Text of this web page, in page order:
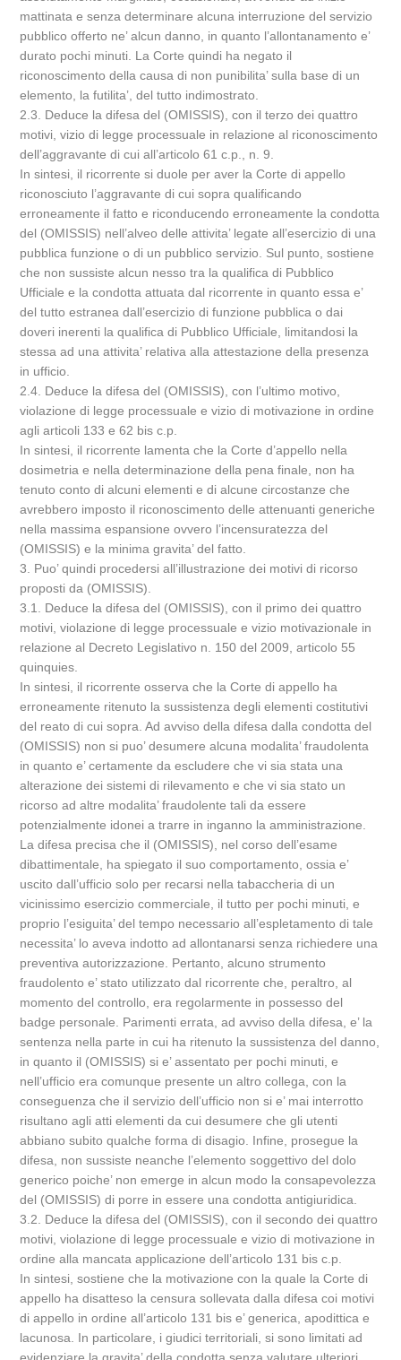
mattinata e senza determinare alcuna interruzione del servizio
pubblico offerto ne’ alcun danno, in quanto l’allontanamento e’
durato pochi minuti. La Corte quindi ha negato il
riconoscimento della causa di non punibilita’ sulla base di un
elemento, la futilita’, del tutto indimostrato.
2.3. Deduce la difesa del (OMISSIS), con il terzo dei quattro
motivi, vizio di legge processuale in relazione al riconoscimento
dell’aggravante di cui all’articolo 61 c.p., n. 9.
In sintesi, il ricorrente si duole per aver la Corte di appello
riconosciuto l’aggravante di cui sopra qualificando
erroneamente il fatto e riconducendo erroneamente la condotta
del (OMISSIS) nell’alveo delle attivita’ legate all’esercizio di una
pubblica funzione o di un pubblico servizio. Sul punto, sostiene
che non sussiste alcun nesso tra la qualifica di Pubblico
Ufficiale e la condotta attuata dal ricorrente in quanto essa e’
del tutto estranea dall’esercizio di funzione pubblica o dai
doveri inerenti la qualifica di Pubblico Ufficiale, limitandosi la
stessa ad una attivita’ relativa alla attestazione della presenza
in ufficio.
2.4. Deduce la difesa del (OMISSIS), con l’ultimo motivo,
violazione di legge processuale e vizio di motivazione in ordine
agli articoli 133 e 62 bis c.p.
In sintesi, il ricorrente lamenta che la Corte d’appello nella
dosimetria e nella determinazione della pena finale, non ha
tenuto conto di alcuni elementi e di alcune circostanze che
avrebbero imposto il riconoscimento delle attenuanti generiche
nella massima espansione ovvero l’incensuratezza del
(OMISSIS) e la minima gravita’ del fatto.
3. Puo’ quindi procedersi all’illustrazione dei motivi di ricorso
proposti da (OMISSIS).
3.1. Deduce la difesa del (OMISSIS), con il primo dei quattro
motivi, violazione di legge processuale e vizio motivazionale in
relazione al Decreto Legislativo n. 150 del 2009, articolo 55
quinquies.
In sintesi, il ricorrente osserva che la Corte di appello ha
erroneamente ritenuto la sussistenza degli elementi costitutivi
del reato di cui sopra. Ad avviso della difesa dalla condotta del
(OMISSIS) non si puo’ desumere alcuna modalita’ fraudolenta
in quanto e’ certamente da escludere che vi sia stata una
alterazione dei sistemi di rilevamento e che vi sia stato un
ricorso ad altre modalita’ fraudolente tali da essere
potenzialmente idonei a trarre in inganno la amministrazione.
La difesa precisa che il (OMISSIS), nel corso dell’esame
dibattimentale, ha spiegato il suo comportamento, ossia e’
uscito dall’ufficio solo per recarsi nella tabaccheria di un
vicinissimo esercizio commerciale, il tutto per pochi minuti, e
proprio l’esiguita’ del tempo necessario all’espletamento di tale
necessita’ lo aveva indotto ad allontanarsi senza richiedere una
preventiva autorizzazione. Pertanto, alcuno strumento
fraudolento e’ stato utilizzato dal ricorrente che, peraltro, al
momento del controllo, era regolarmente in possesso del
badge personale. Parimenti errata, ad avviso della difesa, e’ la
sentenza nella parte in cui ha ritenuto la sussistenza del danno,
in quanto il (OMISSIS) si e’ assentato per pochi minuti, e
nell’ufficio era comunque presente un altro collega, con la
conseguenza che il servizio dell’ufficio non si e’ mai interrotto
risultano agli atti elementi da cui desumere che gli utenti
abbiano subito qualche forma di disagio. Infine, prosegue la
difesa, non sussiste neanche l’elemento soggettivo del dolo
generico poiche’ non emerge in alcun modo la consapevolezza
del (OMISSIS) di porre in essere una condotta antigiuridica.
3.2. Deduce la difesa del (OMISSIS), con il secondo dei quattro
motivi, violazione di legge processuale e vizio di motivazione in
ordine alla mancata applicazione dell’articolo 131 bis c.p.
In sintesi, sostiene che la motivazione con la quale la Corte di
appello ha disatteso la censura sollevata dalla difesa coi motivi
di appello in ordine all’articolo 131 bis e’ generica, apodittica e
lacunosa. In particolare, i giudici territoriali, si sono limitati ad